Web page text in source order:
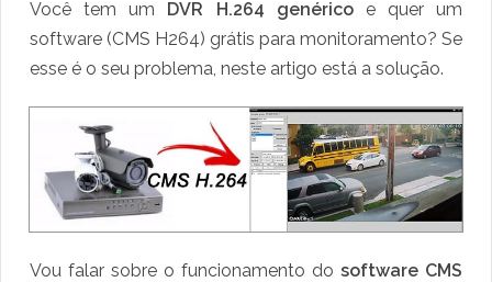
Você tem um DVR H.264 genéricoe quer um
software (CMS H264) grátis para monitoramento? Se
esse é o seu problema, neste artigo está a solução.
Vou falar sobre o funcionamento do software CMS